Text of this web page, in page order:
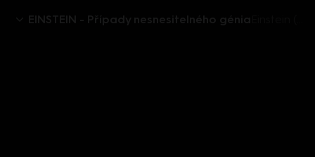
EINSTEIN - Případy nesnesitelného génia